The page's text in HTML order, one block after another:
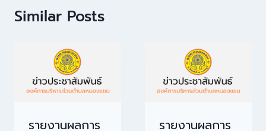
Similar Posts
รายงานผลการ
รายงานผลการ